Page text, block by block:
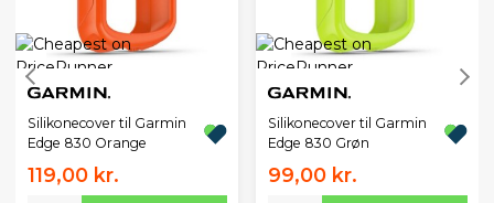
Silikonecover til Garmin
Edge 830 Orange
119,00 kr.
Silikonecover til Garmin
Edge 830 Grøn
99,00 kr.